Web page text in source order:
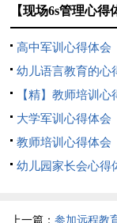
【现场6s管理心得
高中军训心得体会
幼儿语言教育的心
【精】教师培训心
大学军训心得体会
教师培训心得体会
幼儿园家长会心得
上一篇：参加远程教